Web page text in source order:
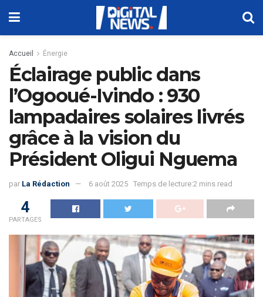
Accueil Énergie
Éclairage public dans
l’Ogooué-Ivindo : 930
lampadaires solaires livrés
grâce à la vision du
Président Oligui Nguema
par La Rédaction 6 août 2025 Temps de lecture:2 mins read
4
PARTAGES